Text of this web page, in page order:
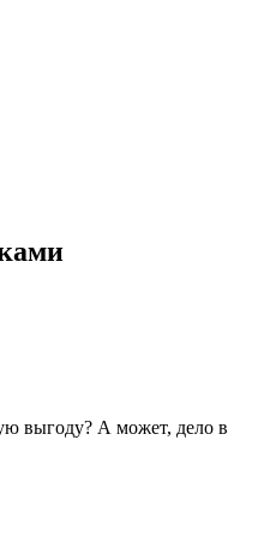
выгоду? А может, дело в